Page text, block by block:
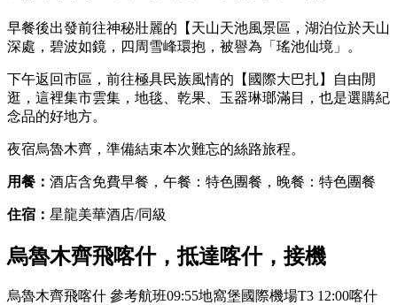
早餐後出發前往神秘壯麗的【天山天池風景區，湖泊位於天山
深處，碧波如鏡，四周雪峰環抱，被譽為「瑤池仙境」。
下午返回市區，前往極具民族風情的【國際大巴扎】自由閒
逛，這裡集市雲集，地毯、乾果、玉器琳瑯滿目，也是選購紀
念品的好地方。
夜宿烏魯木齊，準備結束本次難忘的絲路旅程。
用餐： 酒店含免費早餐，午餐：特色團餐，晚餐：特色團餐
住宿： 星龍美華酒店/同級
烏魯木齊飛喀什，抵達喀什，接機
烏魯木齊飛喀什 參考航班09:55地窩堡國際機場T3 12:00喀什